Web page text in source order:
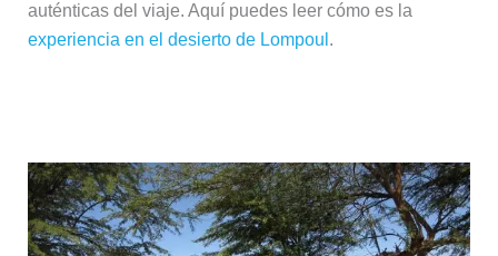
auténticas del viaje. Aquí puedes leer cómo es la
experiencia en el desierto de Lompoul .